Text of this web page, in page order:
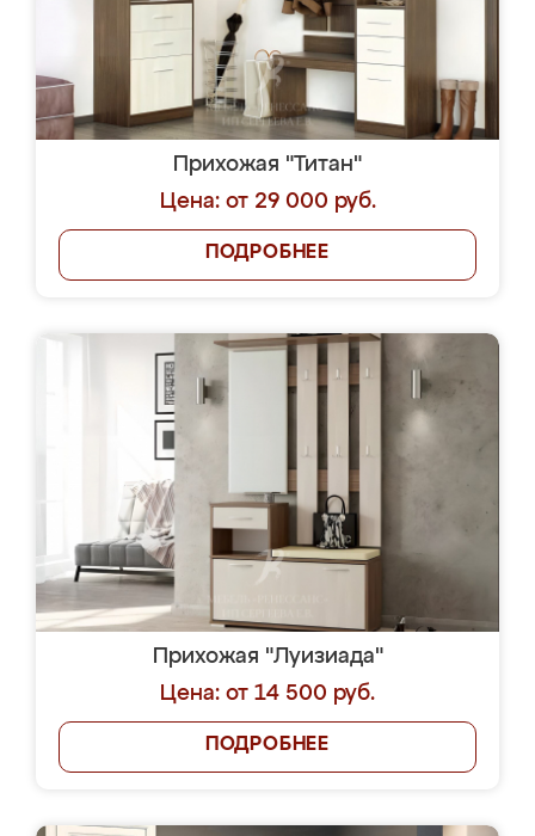
Прихожая "Титан"
Цена: от 29 000 руб.
ПОДРОБНЕЕ
Прихожая "Луизиада"
Цена: от 14 500 руб.
ПОДРОБНЕЕ